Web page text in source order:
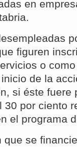
en
figuren
o
de la
si éste fuere
por ciento
el programa
se